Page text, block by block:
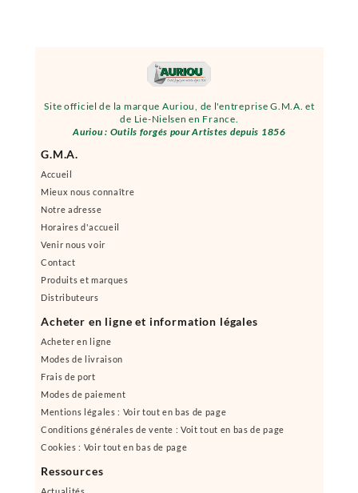
Site officiel de la marque Auriou, de l'entreprise G.M.A. et
de Lie-Nielsen en France.
Auriou : Outils forgés pour Artistes depuis 1856
G.M.A.
Accueil
Mieux nous connaître
Notre adresse
Horaires d'accueil
Venir nous voir
Contact
Produits et marques
Distributeurs
Acheter en ligne et information légales
Acheter en ligne
Modes de livraison
Frais de port
Modes de paiement
Mentions légales : Voir tout en bas de page
Conditions générales de vente : Voit tout en bas de page
Cookies : Voir tout en bas de page
Ressources